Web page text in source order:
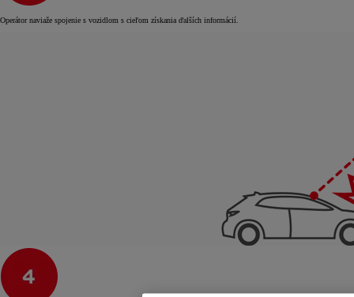
Operátor naviaže spojenie s vozidlom s cieľom získania ďalších informácií.